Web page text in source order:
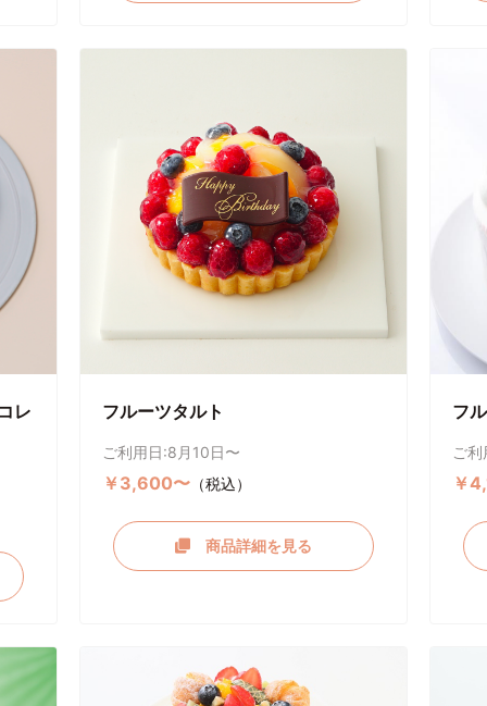
レ フルーツタルト
ご利用日:8月10日〜
￥3,600〜 （税込）
商品詳細を見る
フ
ご
￥